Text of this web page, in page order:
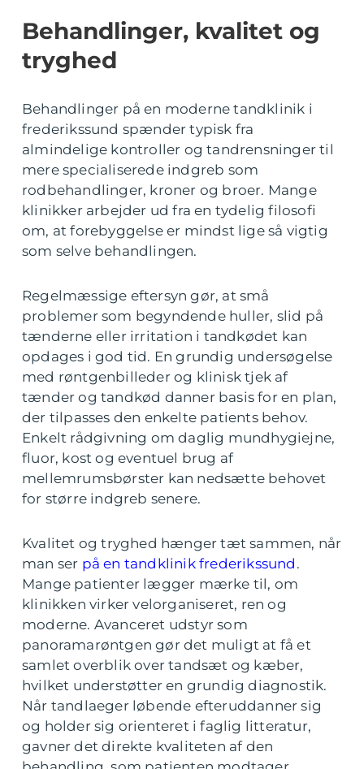
Behandlinger, kvalitet og
tryghed
Behandlinger på en moderne tandklinik i
frederikssund spænder typisk fra
almindelige kontroller og tandrensninger til
mere specialiserede indgreb som
rodbehandlinger, kroner og broer. Mange
klinikker arbejder ud fra en tydelig filosofi
om, at forebyggelse er mindst lige så vigtig
som selve behandlingen.
Regelmæssige eftersyn gør, at små
problemer som begyndende huller, slid på
tænderne eller irritation i tandkødet kan
opdages i god tid. En grundig undersøgelse
med røntgenbilleder og klinisk tjek af
tænder og tandkød danner basis for en plan,
der tilpasses den enkelte patients behov.
Enkelt rådgivning om daglig mundhygiejne,
fluor, kost og eventuel brug af
mellemrumsbørster kan nedsætte behovet
for større indgreb senere.
Kvalitet og tryghed hænger tæt sammen, når
man ser på en tandklinik frederikssund .
Mange patienter lægger mærke til, om
klinikken virker velorganiseret, ren og
moderne. Avanceret udstyr som
panoramarøntgen gør det muligt at få et
samlet overblik over tandsæt og kæber,
hvilket understøtter en grundig diagnostik.
Når tandlaeger løbende efteruddanner sig
og holder sig orienteret i faglig litteratur,
gavner det direkte kvaliteten af den